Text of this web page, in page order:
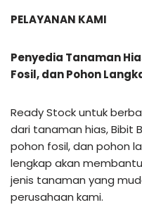
PELAYANAN KAMI
Penyedia Tanaman
Fosil, dan Pohon
Ready Stock untuk
dari tanaman hias, Bibit
pohon fosil, dan pohon
lengkap akan
jenis tanaman yang
perusahaan kami.